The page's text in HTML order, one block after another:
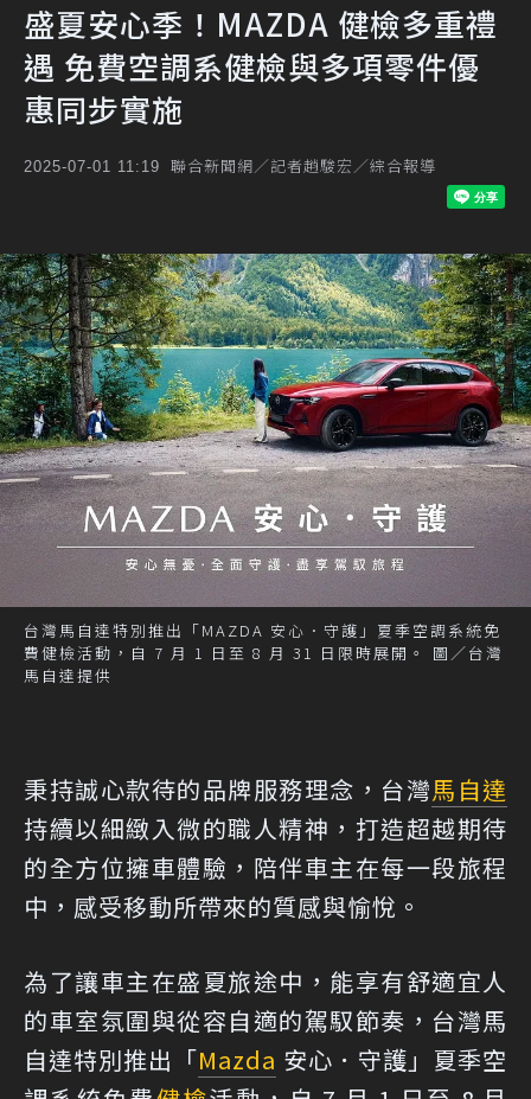
盛夏安心季！MAZDA 健檢多重禮
遇 免費空調系健檢與多項零件優
惠同步實施
2025-07-01 11:19 聯合新聞網／記者趙駿宏／綜合報導
台灣馬自達特別推出「MAZDA 安心．守護」夏季空調系統免
費健檢活動，自 7 月 1 日至 8 月 31 日限時展開。 圖／台灣
馬自達提供
秉持誠心款待的品牌服務理念，台灣馬自達
持續以細緻入微的職人精神，打造超越期待
的全方位擁車體驗，陪伴車主在每一段旅程
中，感受移動所帶來的質感與愉悅。
為了讓車主在盛夏旅途中，能享有舒適宜人
的車室氛圍與從容自適的駕馭節奏，台灣馬
自達特別推出「Mazda 安心．守護」夏季空